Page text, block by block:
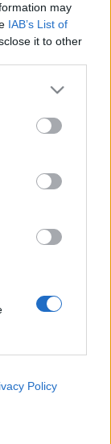
may
IAB’s List of
it to other
more Google
may click to
tags to
below Google
Policy